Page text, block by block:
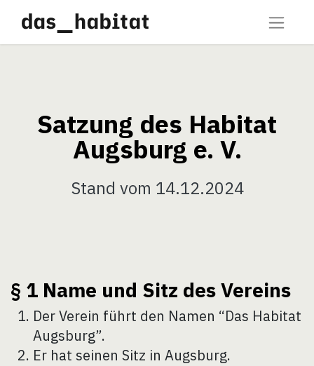
Satzung des Habitat
Augsburg e. V.
Stand vom 14.12.2024
§ 1 Name und Sitz des Vereins
Der Verein führt den Namen “Das Habitat
Augsburg”.
Er hat seinen Sitz in Augsburg.